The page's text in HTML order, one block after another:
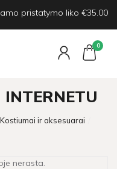
pristatymo liko €35.00
0
Kostiumai ir aksesuarai
nerasta.